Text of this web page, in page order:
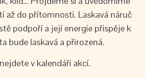
až do přítomnosti. Laskavá náruč
podpoří a její energie přispěje k
bude laskavá a přirozená.
v kalendáři akcí.